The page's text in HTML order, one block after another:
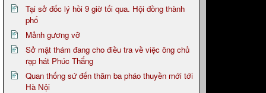
Tại sở đốc lý hồi 9 giờ tối qua. Hội đồng thành
phố
Mảnh gương vỡ
Sở mật thám đang cho điều tra về việc ông chủ
rạp hát Phúc Thắng
Quan thống sứ đến thăm ba pháo thuyền mới tới
Hà Nội